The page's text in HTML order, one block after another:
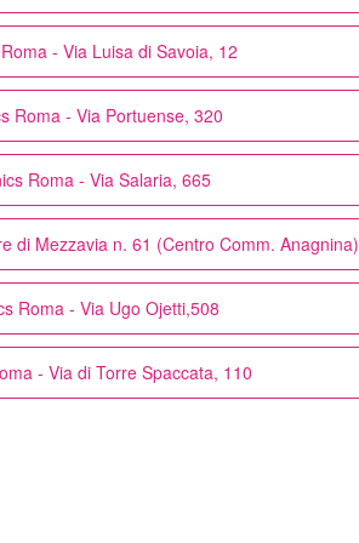
Roma - Via Luisa di Savoia, 12
Roma - Via Portuense, 320
Roma - Via Salaria, 665
di Mezzavia n. 61 (Centro Comm. Anagnina)
Roma - Via Ugo Ojetti,508
- Via di Torre Spaccata, 110